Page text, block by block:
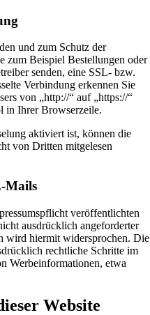
und zum Schutz der
zum Beispiel Bestellungen oder
senden, eine SSL- bzw.
Verbindung erkennen Sie
von „http://“ auf „https://“
in Ihrer Browserzeile.
aktiviert ist, können die
von Dritten mitgelesen
Mails
veröffentlichten
ausdrücklich angeforderter
wird hiermit widersprochen. Die
rechtliche Schritte im
Werbeinformationen, etwa
Website